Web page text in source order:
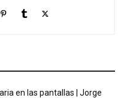
en las pantallas | Jorge